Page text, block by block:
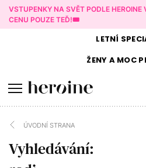
VSTUPENKY NA SVĚT PODLE
CENU POUZE TEĎ!🎟️
LETNÍ
ŽENY AMOC
ÚVODNÍ STRANA
Vyhledávání: